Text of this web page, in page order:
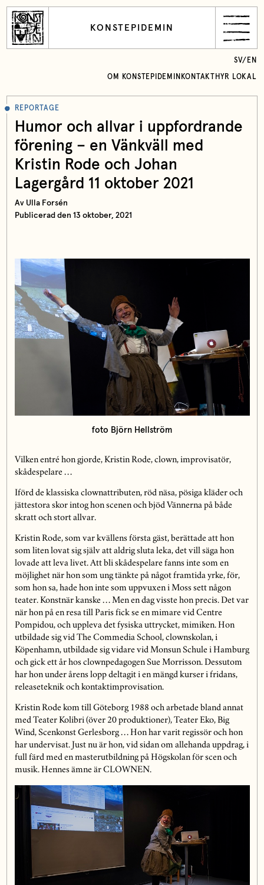
KONSTEPIDEMIN
OM KONSTEPIDEMIN KONTAKT HYR LOKAL
SV/ EN
REPORTAGE
Humor och allvar i uppfordrande
förening – en Vänkväll med
Kristin Rode och Johan
Lagergård 11 oktober 2021
Av Ulla Forsén
Publicerad den 13 oktober, 2021
foto Björn Hellström
Vilken entré hon gjorde, Kristin Rode, clown, improvisatör,
skådespelare …
Iförd de klassiska clownattributen, röd näsa, pösiga kläder och
jättestora skor intog hon scenen och bjöd Vännerna på både
skratt och stort allvar.
Kristin Rode, som var kvällens första gäst, berättade att hon
som liten lovat sig själv att aldrig sluta leka, det vill säga hon
lovade att leva livet. Att bli skådespelare fanns inte som en
möjlighet när hon som ung tänkte på något framtida yrke, för,
som hon sa, hade hon inte som uppvuxen i Moss sett någon
teater. Konstnär kanske … Men en dag visste hon precis. Det var
när hon på en resa till Paris fick se en mimare vid Centre
Pompidou, och uppleva det fysiska uttrycket, mimiken. Hon
utbildade sig vid The Commedia School, clownskolan, i
Köpenhamn, utbildade sig vidare vid Monsun Schule i Hamburg
och gick ett år hos clownpedagogen Sue Morrisson. Dessutom
har hon under årens lopp deltagit i en mängd kurser i fridans,
releaseteknik och kontaktimprovisation.
Kristin Rode kom till Göteborg 1988 och arbetade bland annat
med Teater Kolibri (över 20 produktioner), Teater Eko, Big
Wind, Scenkonst Gerlesborg … Hon har varit regissör och hon
har undervisat. Just nu är hon, vid sidan om allehanda uppdrag, i
full färd med en masterutbildning på Högskolan för scen och
musik. Hennes ämne är CLOWNEN.